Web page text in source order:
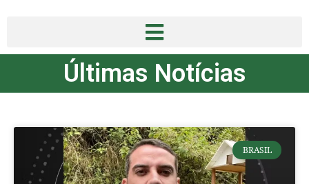
Últimas Notícias
BRASIL